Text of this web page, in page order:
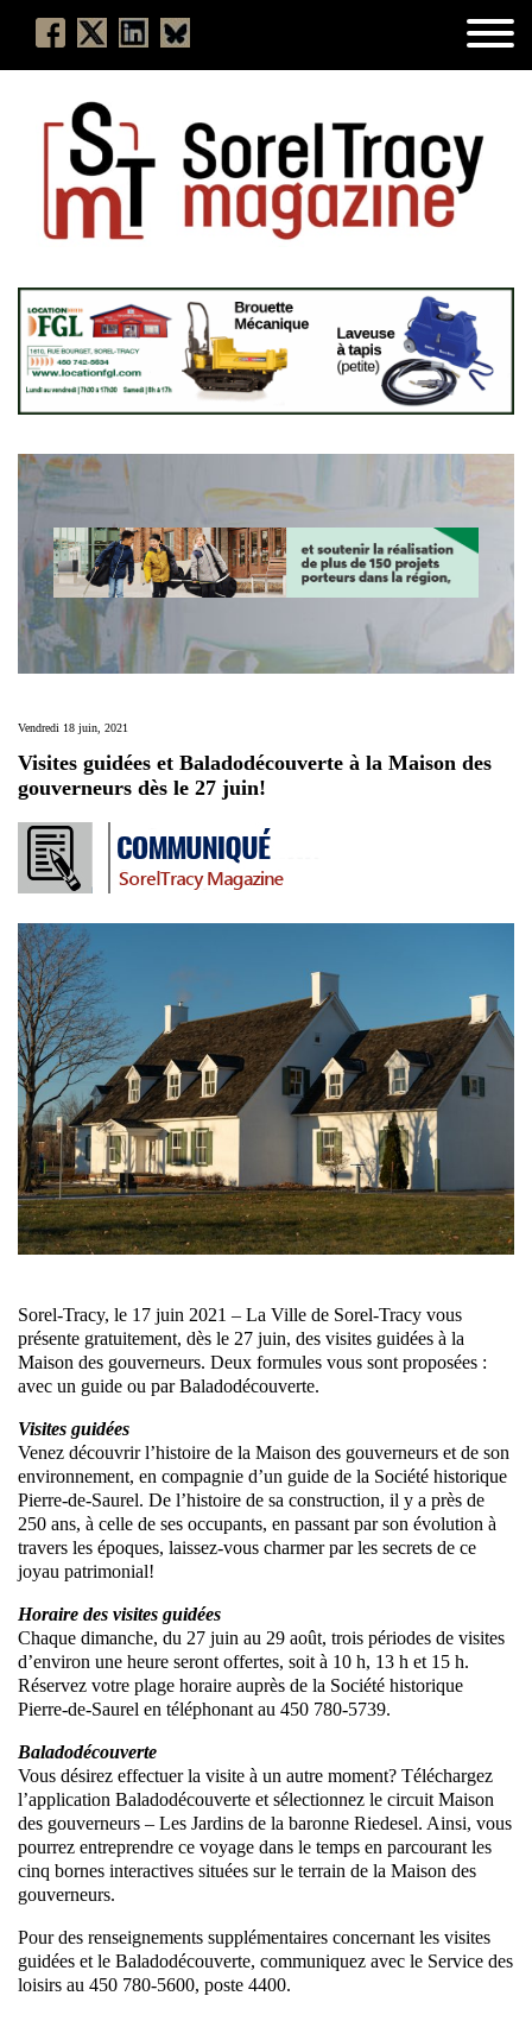
Vendredi 18 juin, 2021
Visites guidées et Baladodécouverte à la Maison des
gouverneurs dès le 27 juin!
Sorel-Tracy, le 17 juin 2021 – La Ville de Sorel-Tracy vous
présente gratuitement, dès le 27 juin, des visites guidées à la
Maison des gouverneurs. Deux formules vous sont proposées :
avec un guide ou par Baladodécouverte.
Visites guidées
Venez découvrir l’histoire de la Maison des gouverneurs et de son
environnement, en compagnie d’un guide de la Société historique
Pierre-de-Saurel. De l’histoire de sa construction, il y a près de
250 ans, à celle de ses occupants, en passant par son évolution à
travers les époques, laissez-vous charmer par les secrets de ce
joyau patrimonial!
Horaire des visites guidées
Chaque dimanche, du 27 juin au 29 août, trois périodes de visites
d’environ une heure seront offertes, soit à 10 h, 13 h et 15 h.
Réservez votre plage horaire auprès de la Société historique
Pierre-de-Saurel en téléphonant au 450 780-5739.
Baladodécouverte
Vous désirez effectuer la visite à un autre moment? Téléchargez
l’application Baladodécouverte et sélectionnez le circuit Maison
des gouverneurs – Les Jardins de la baronne Riedesel. Ainsi, vous
pourrez entreprendre ce voyage dans le temps en parcourant les
cinq bornes interactives situées sur le terrain de la Maison des
gouverneurs.
Pour des renseignements supplémentaires concernant les visites
guidées et le Baladodécouverte, communiquez avec le Service des
loisirs au 450 780-5600, poste 4400.